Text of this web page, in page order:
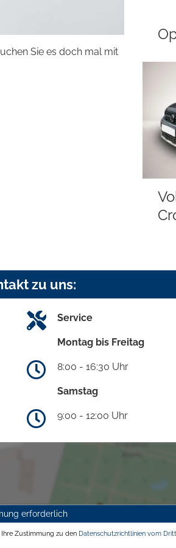
Sie es doch mal mit
zu uns:
Service
Montag bis Freitag
8:00 - 16:30 Uhr
Samstag
9:00 - 12:00 Uhr
erforderlich
Zustimmung zu den Datenschutzrichtlinien vom